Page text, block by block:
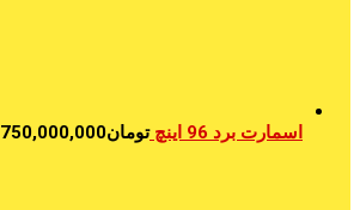
اسمارت برد 96 اینچ تومان750,000,000